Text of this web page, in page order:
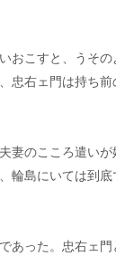
おこすと、うその
忠右ェ門は持ち
妻のこころ遣い
輪島にいては到
あった。忠右ェ